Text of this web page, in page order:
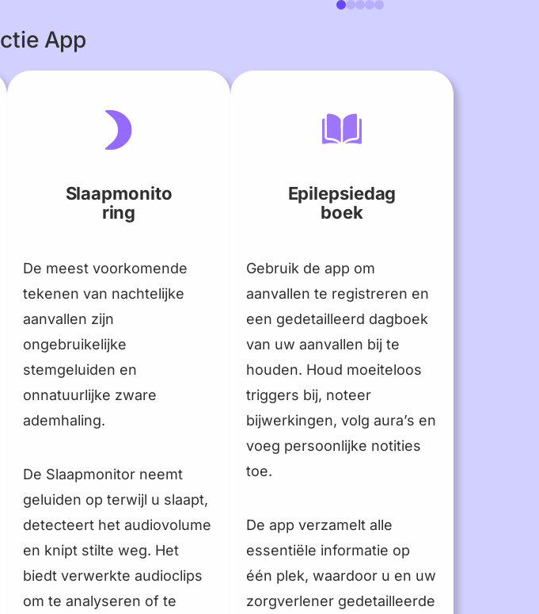
App
Slaapmonito
ring
De meest voorkomende
tekenen van nachtelijke
aanvallen zijn
ongebruikelijke
stemgeluiden en
onnatuurlijke zware
ademhaling.
De Slaapmonitor neemt
geluiden op terwijl u slaapt,
detecteert het audiovolume
en knipt stilte weg. Het
biedt verwerkte audioclips
om te analyseren of te
Epilepsiedag
boek
Gebruik de app om
aanvallen te registreren en
een gedetailleerd dagboek
van uw aanvallen bij te
houden. Houd moeiteloos
triggers bij, noteer
bijwerkingen, volg aura’s en
voeg persoonlijke notities
toe.
De app verzamelt alle
essentiële informatie op
één plek, waardoor u en uw
zorgverlener gedetailleerde